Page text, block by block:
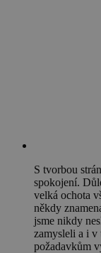
S tvorbou
spokojení.
velká ochota
někdy
jsme nikdy
zamysleli a i v
požadavkům